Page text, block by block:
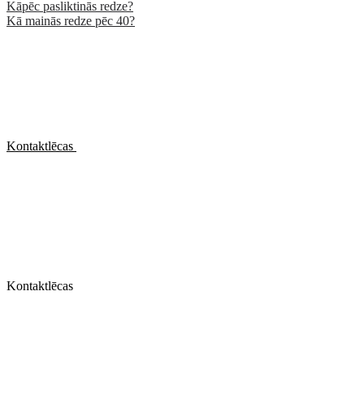
Kāpēc pasliktinās redze?
Kā mainās redze pēc 40?
Kontaktlēcas
Kontaktlēcas